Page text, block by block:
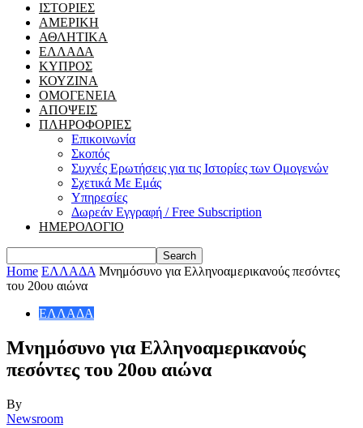
ΙΣΤΟΡΙΕΣ
ΑΜΕΡΙΚΗ
ΑΘΛΗΤΙΚΑ
ΕΛΛΑΔΑ
ΚΥΠΡΟΣ
ΚΟΥΖΙΝΑ
ΟΜΟΓΕΝΕΙΑ
ΑΠΟΨΕΙΣ
ΠΛΗΡΟΦΟΡΙΕΣ
Επικοινωνία
Σκοπός
Συχνές Ερωτήσεις για τις Ιστορίες των Ομογενών
Σχετικά Με Εμάς
Υπηρεσίες
Δωρεάν Εγγραφή / Free Subscription
ΗΜΕΡΟΛΟΓΙΟ
Home ΕΛΛΑΔΑ Μνημόσυνο για Ελληνοαμερικανούς πεσόντες
του 20ου αιώνα
ΕΛΛΑΔΑ
Μνημόσυνο για Ελληνοαμερικανούς
πεσόντες του 20ου αιώνα
By
Newsroom